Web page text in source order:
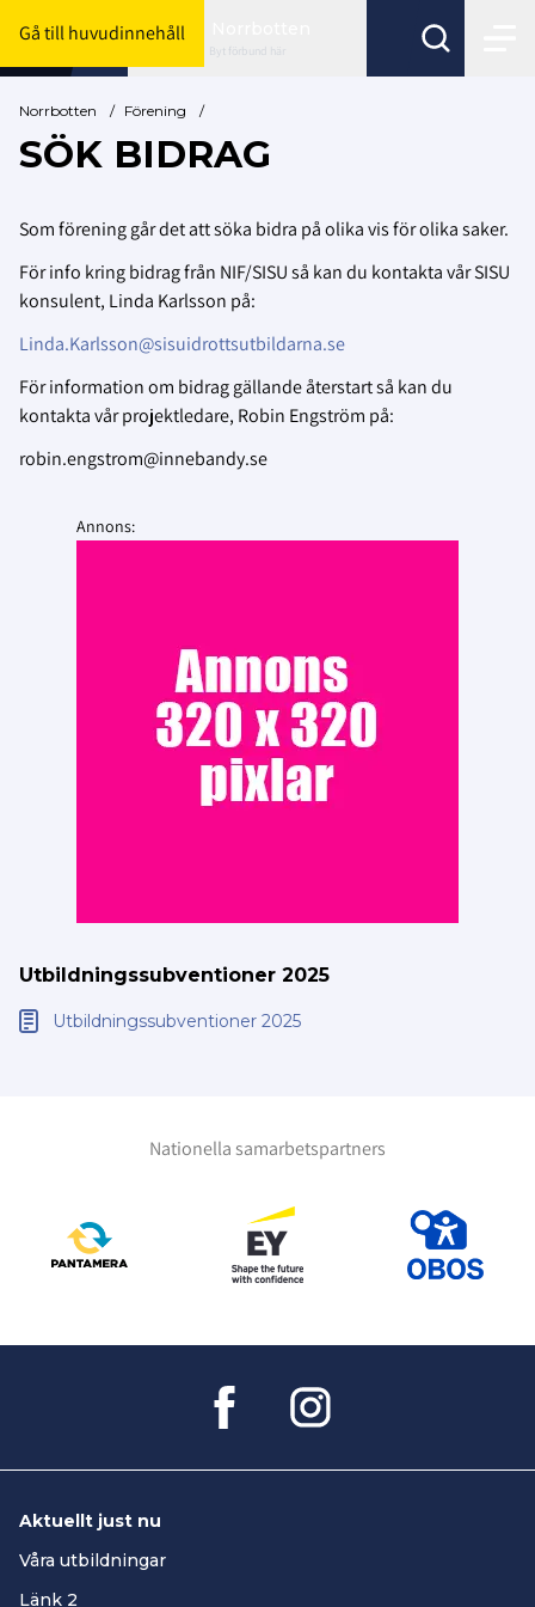
Gå till huvudinnehåll
Byt förbund här
Norrbotten / Förening /
SÖK BIDRAG
Som förening går det att söka bidra på olika vis för olika saker.
För info kring bidrag från NIF/SISU så kan du kontakta vår SISU
konsulent, Linda Karlsson på:
Linda.Karlsson@sisuidrottsutbildarna.se
För information om bidrag gällande återstart så kan du
kontakta vår projektledare, Robin Engström på:
robin.engstrom@innebandy.se
Annons:
Utbildningssubventioner 2025
Utbildningssubventioner 2025
Nationella samarbetspartners
Aktuellt just nu
Våra utbildningar
Länk 2